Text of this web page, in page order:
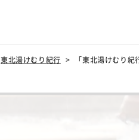
東北湯けむり紀行 「東北湯けむり